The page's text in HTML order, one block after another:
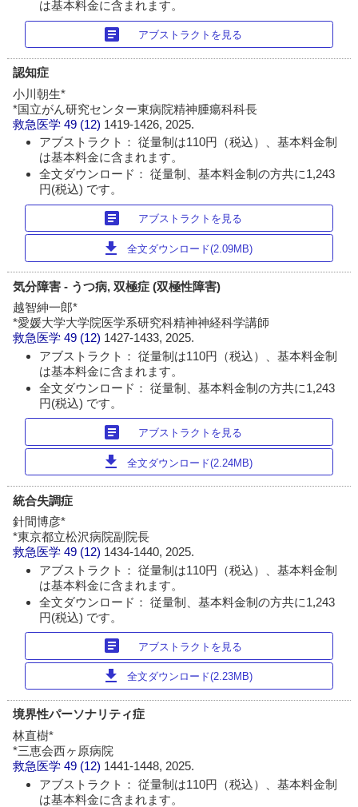
は基本料金に含まれます。
article アブストラクトを見る
認知症
小川朝生*
*国立がん研究センター東病院精神腫瘍科科長
救急医学 49 (12) 1419-1426, 2025.
アブストラクト： 従量制は110円（税込）、基本料金制
は基本料金に含まれます。
全文ダウンロード： 従量制、基本料金制の方共に1,243
円(税込) です。
article アブストラクトを見る
download 全文ダウンロード(2.09MB)
気分障害 - うつ病, 双極症 (双極性障害)
越智紳一郎*
*愛媛大学大学院医学系研究科精神神経科学講師
救急医学 49 (12) 1427-1433, 2025.
アブストラクト： 従量制は110円（税込）、基本料金制
は基本料金に含まれます。
全文ダウンロード： 従量制、基本料金制の方共に1,243
円(税込) です。
article アブストラクトを見る
download 全文ダウンロード(2.24MB)
統合失調症
針間博彦*
*東京都立松沢病院副院長
救急医学 49 (12) 1434-1440, 2025.
アブストラクト： 従量制は110円（税込）、基本料金制
は基本料金に含まれます。
全文ダウンロード： 従量制、基本料金制の方共に1,243
円(税込) です。
article アブストラクトを見る
download 全文ダウンロード(2.23MB)
境界性パーソナリティ症
林直樹*
*三恵会西ヶ原病院
救急医学 49 (12) 1441-1448, 2025.
アブストラクト： 従量制は110円（税込）、基本料金制
は基本料金に含まれます。